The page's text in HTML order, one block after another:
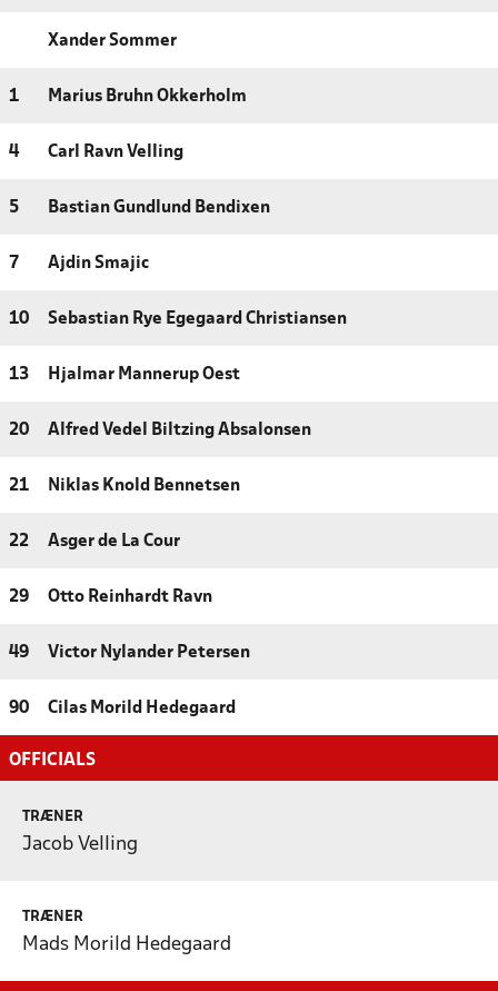
Xander Sommer
1 Marius Bruhn Okkerholm
4 Carl Ravn Velling
5 Bastian Gundlund Bendixen
7 Ajdin Smajic
10 Sebastian Rye Egegaard Christiansen
13 Hjalmar Mannerup Oest
20 Alfred Vedel Biltzing Absalonsen
21 Niklas Knold Bennetsen
22 Asger de La Cour
29 Otto Reinhardt Ravn
49 Victor Nylander Petersen
90 Cilas Morild Hedegaard
OFFICIALS
TRÆNER
Jacob Velling
TRÆNER
Mads Morild Hedegaard